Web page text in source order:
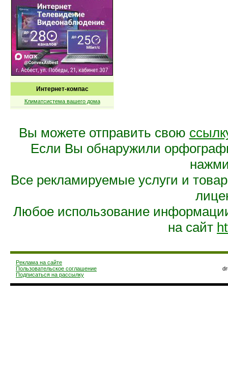
Интернет-компас
Климатсистема вашего дома
Вы можете отправить свою
Если Вы обнаружили
Все рекламируемые услуги и
Любое использование
на сайт
Реклама на сайте
Пользовательское соглашение
Подписаться на рассылку